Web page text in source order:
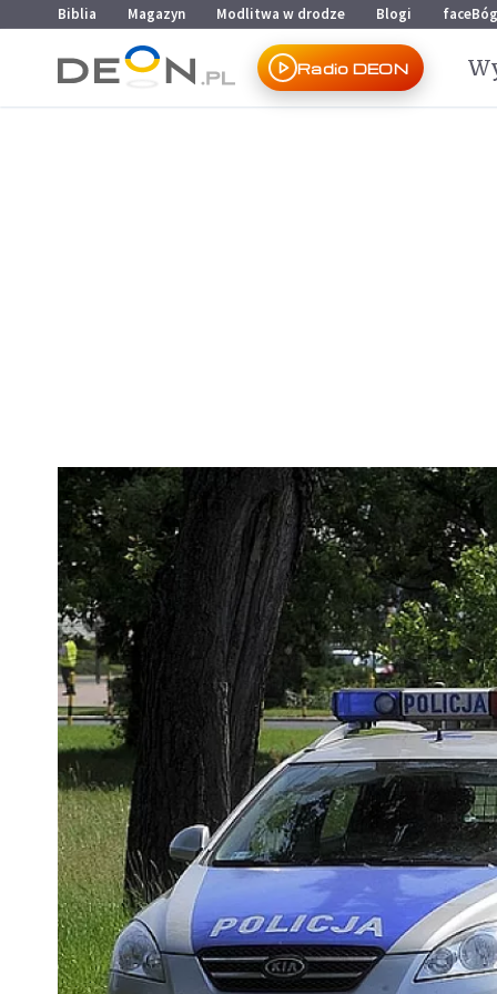
Przejdź do menu głównego
Przejdź do treści
Biblia Magazyn Modlitwa w drodze Blogi faceBóg
Radio DEON